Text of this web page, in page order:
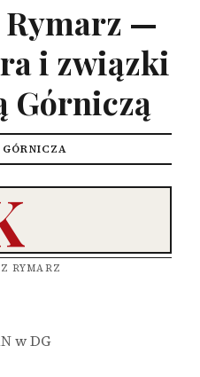
—
i związki
Górniczą
RYMARZ
w DG